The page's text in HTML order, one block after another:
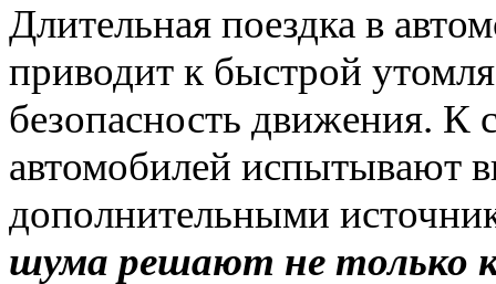
Длительная поездка в
приводит к быстрой
безопасность движения. К
автомобилей испытывают
дополнительными
шума решают не только